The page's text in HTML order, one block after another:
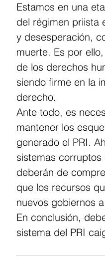
Estamos en una
del régimen priista
y desesperación,
muerte. Es por
de los derechos
siendo firme en la
derecho.
Ante todo, es
mantener los
generado el PRI.
sistemas
deberán de
que los recursos
nuevos gobiernos
En conclusión,
sistema del PRI